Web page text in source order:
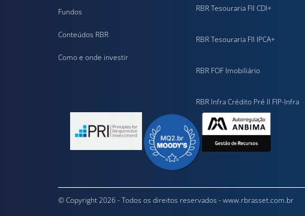
Fundos
Conteúdos RBR
Como e onde investir
RBR Tesouraria FII CDI+
RBR Tesouraria FII IPCA+
RBR FOF Imobiliário
RBR Infra Crédito Pré II FIP-Infra
© Copyright 2026 - Todos os direitos reservados - www.rbrasset.com.br